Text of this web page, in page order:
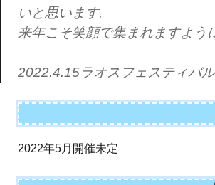
いと思います。
来年こそ笑顔で集まれますよう
2022.4.15ラオスフェスティバ
2022年5月開催未定